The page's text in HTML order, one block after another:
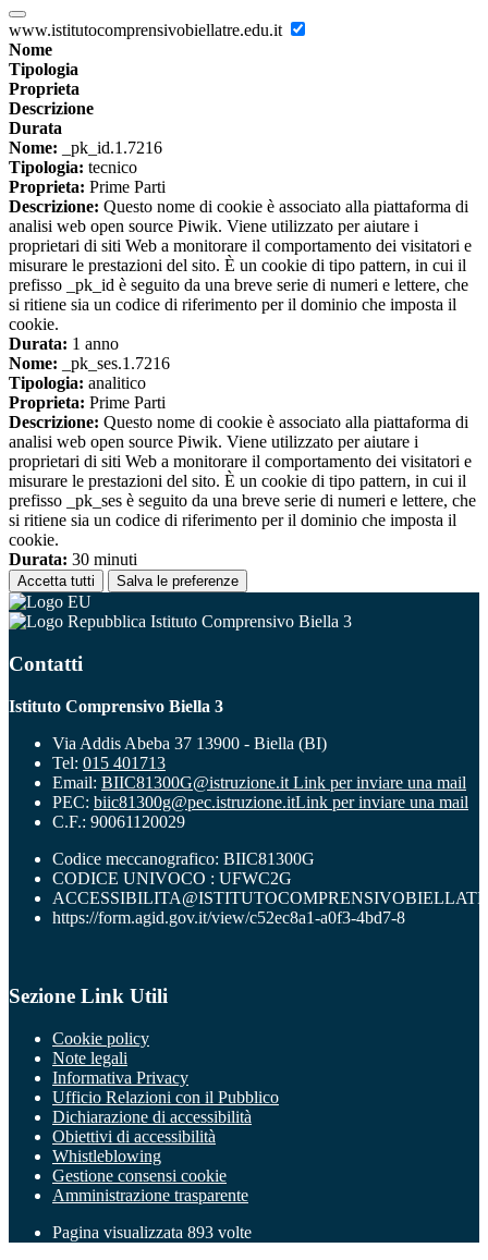
www.istitutocomprensivobiellatre.edu.it
Nome
Tipologia
Proprieta
Descrizione
Durata
Nome: _pk_id.1.7216
Tipologia: tecnico
Proprieta: Prime Parti
Descrizione: Questo nome di cookie è associato alla piattaforma di
analisi web open source Piwik. Viene utilizzato per aiutare i
proprietari di siti Web a monitorare il comportamento dei visitatori e
misurare le prestazioni del sito. È un cookie di tipo pattern, in cui il
prefisso _pk_id è seguito da una breve serie di numeri e lettere, che
si ritiene sia un codice di riferimento per il dominio che imposta il
cookie.
Durata: 1 anno
Nome: _pk_ses.1.7216
Tipologia: analitico
Proprieta: Prime Parti
Descrizione: Questo nome di cookie è associato alla piattaforma di
analisi web open source Piwik. Viene utilizzato per aiutare i
proprietari di siti Web a monitorare il comportamento dei visitatori e
misurare le prestazioni del sito. È un cookie di tipo pattern, in cui il
prefisso _pk_ses è seguito da una breve serie di numeri e lettere, che
si ritiene sia un codice di riferimento per il dominio che imposta il
cookie.
Durata: 30 minuti
Accetta tutti Salva le preferenze
Istituto Comprensivo Biella 3
Contatti
Istituto Comprensivo Biella 3
Via Addis Abeba 37 13900 - Biella (BI)
Tel: 015 401713
Email: BIIC81300G@istruzione.it Link per inviare una mail
PEC: biic81300g@pec.istruzione.itLink per inviare una mail
C.F.: 90061120029
Codice meccanografico: BIIC81300G
CODICE UNIVOCO : UFWC2G
https://form.agid.gov.it/view/c52ec8a1-a0f3-4bd7-8
Sezione Link Utili
Cookie policy
Note legali
Informativa Privacy
Ufficio Relazioni con il Pubblico
Dichiarazione di accessibilità
Obiettivi di accessibilità
Whistleblowing
Gestione consensi cookie
Amministrazione trasparente
Pagina visualizzata 893 volte